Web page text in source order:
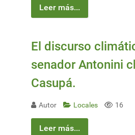
Leer más...
El discurso
senador Antonini
Casupá.
Autor Locales 16
Leer más...